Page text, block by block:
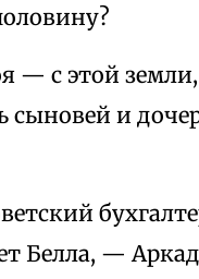
с этой земли,
сыновей и
Белла, —